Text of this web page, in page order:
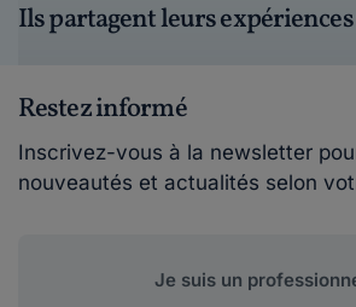
Ils partagent leurs expériences
Restez informé
Inscrivez-vous à la newsletter
nouveautés et actualités selon